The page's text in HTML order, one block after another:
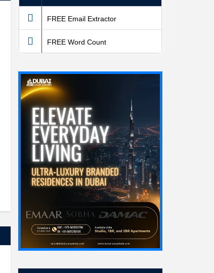
FREE Email Extractor
FREE Word Count